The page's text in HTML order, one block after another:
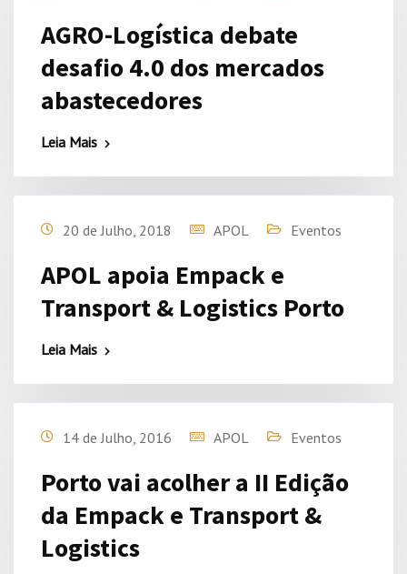
AGRO-Logística debate
desafio 4.0 dos mercados
abastecedores
Leia Mais
20 de Julho, 2018 APOL Eventos
APOL apoia Empack e
Transport & Logistics Porto
Leia Mais
14 de Julho, 2016 APOL Eventos
Porto vai acolher a II Edição
da Empack e Transport &
Logistics